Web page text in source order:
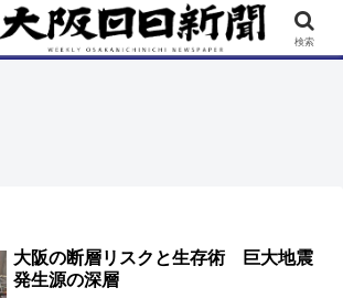
ニュース 連載 街ネタ イベント
大阪の断層リスクと生存術 巨大地震
発生源の深層
検索